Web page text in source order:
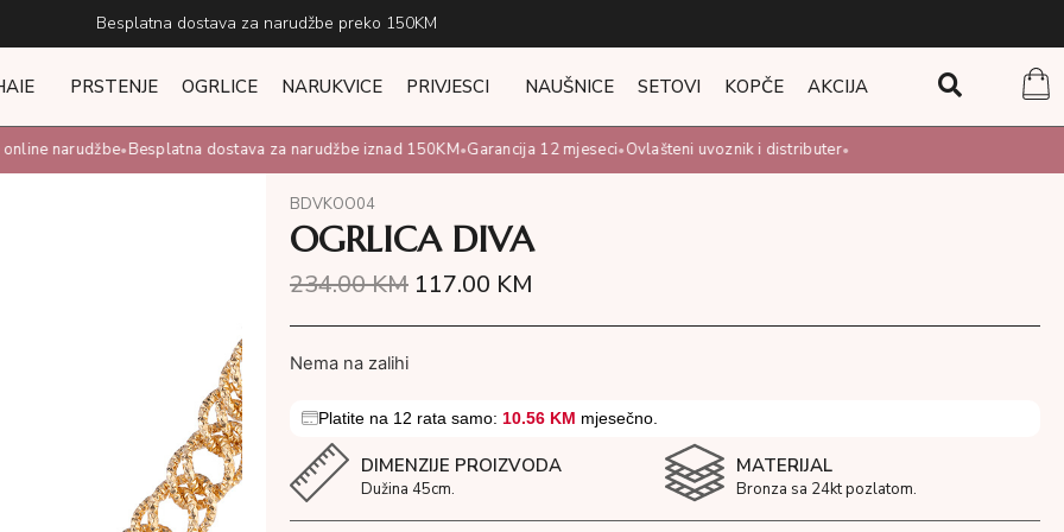
Besplatna dostava za narudžbe preko 150KM
PRSTENJE OGRLICE NARUKVICE PRIVJESCI NAUŠNICE SETOVI KOPČE AKCIJA
narudžbe•Besplatna dostava za narudžbe iznad 150KM•Garancija 12 mjeseci•Ovlašteni uvoznik i distributer•
BDVKOO04
OGRLICA DIVA
234.00KM 117.00 KM
Nema na zalihi
Platite na 12 rata samo: 10.56 KM mjesečno.
DIMENZIJE PROIZVODA
Dužina 45cm.
MATERIJAL
Bronza sa 24kt pozlatom.